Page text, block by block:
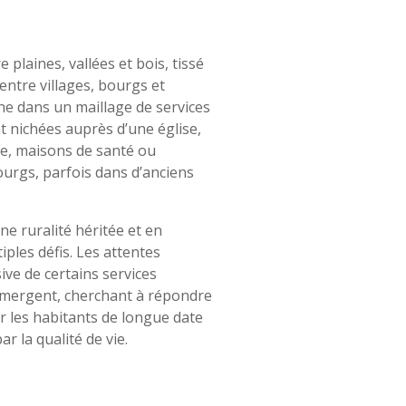
plaines, vallées et bois, tissé
villages, bourgs et
dans un maillage de services
nichées auprès d’une église,
maisons de santé ou
parfois dans d’anciens
ruralité héritée et en
défis. Les attentes
de certains services
cherchant à répondre
les habitants de longue date
la qualité de vie.